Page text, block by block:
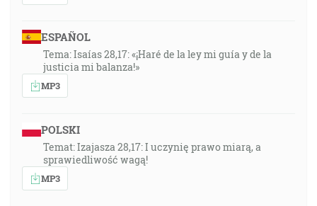
ESPAÑOL
Tema: Isaías 28,17: «¡Haré de la ley mi guía y de la
justicia mi balanza!»
MP3
POLSKI
Temat: Izajasza 28,17: I uczynię prawo miarą, a
sprawiedliwość wagą!
MP3